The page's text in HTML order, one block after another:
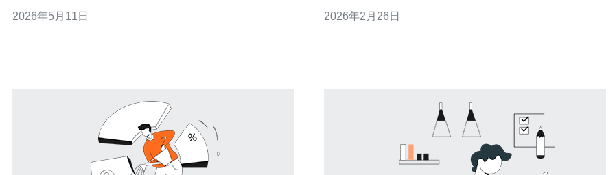
险，谈判细节能替你省几十个百分点的总拥有成本。 在选
2026年5月11日
验，尤其是在访问本地内容时。 问题二：为什么需要对香
2026年2月26日